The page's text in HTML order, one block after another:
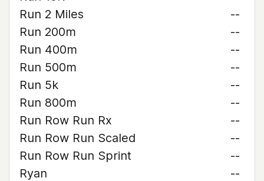
Run 2 Miles
--
Run 200m
--
Run 400m
--
Run 500m
--
Run 5k
--
Run 800m
--
Run Row Run Rx
--
Run Row Run Scaled
--
Run Row Run Sprint
--
Ryan
--